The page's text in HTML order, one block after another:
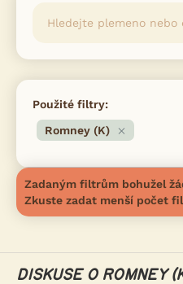
Použité filtry:
Romney (K)
Zadaným filtrům bohužel
Zkuste zadat menší počet
DISKUSE O ROMNEY